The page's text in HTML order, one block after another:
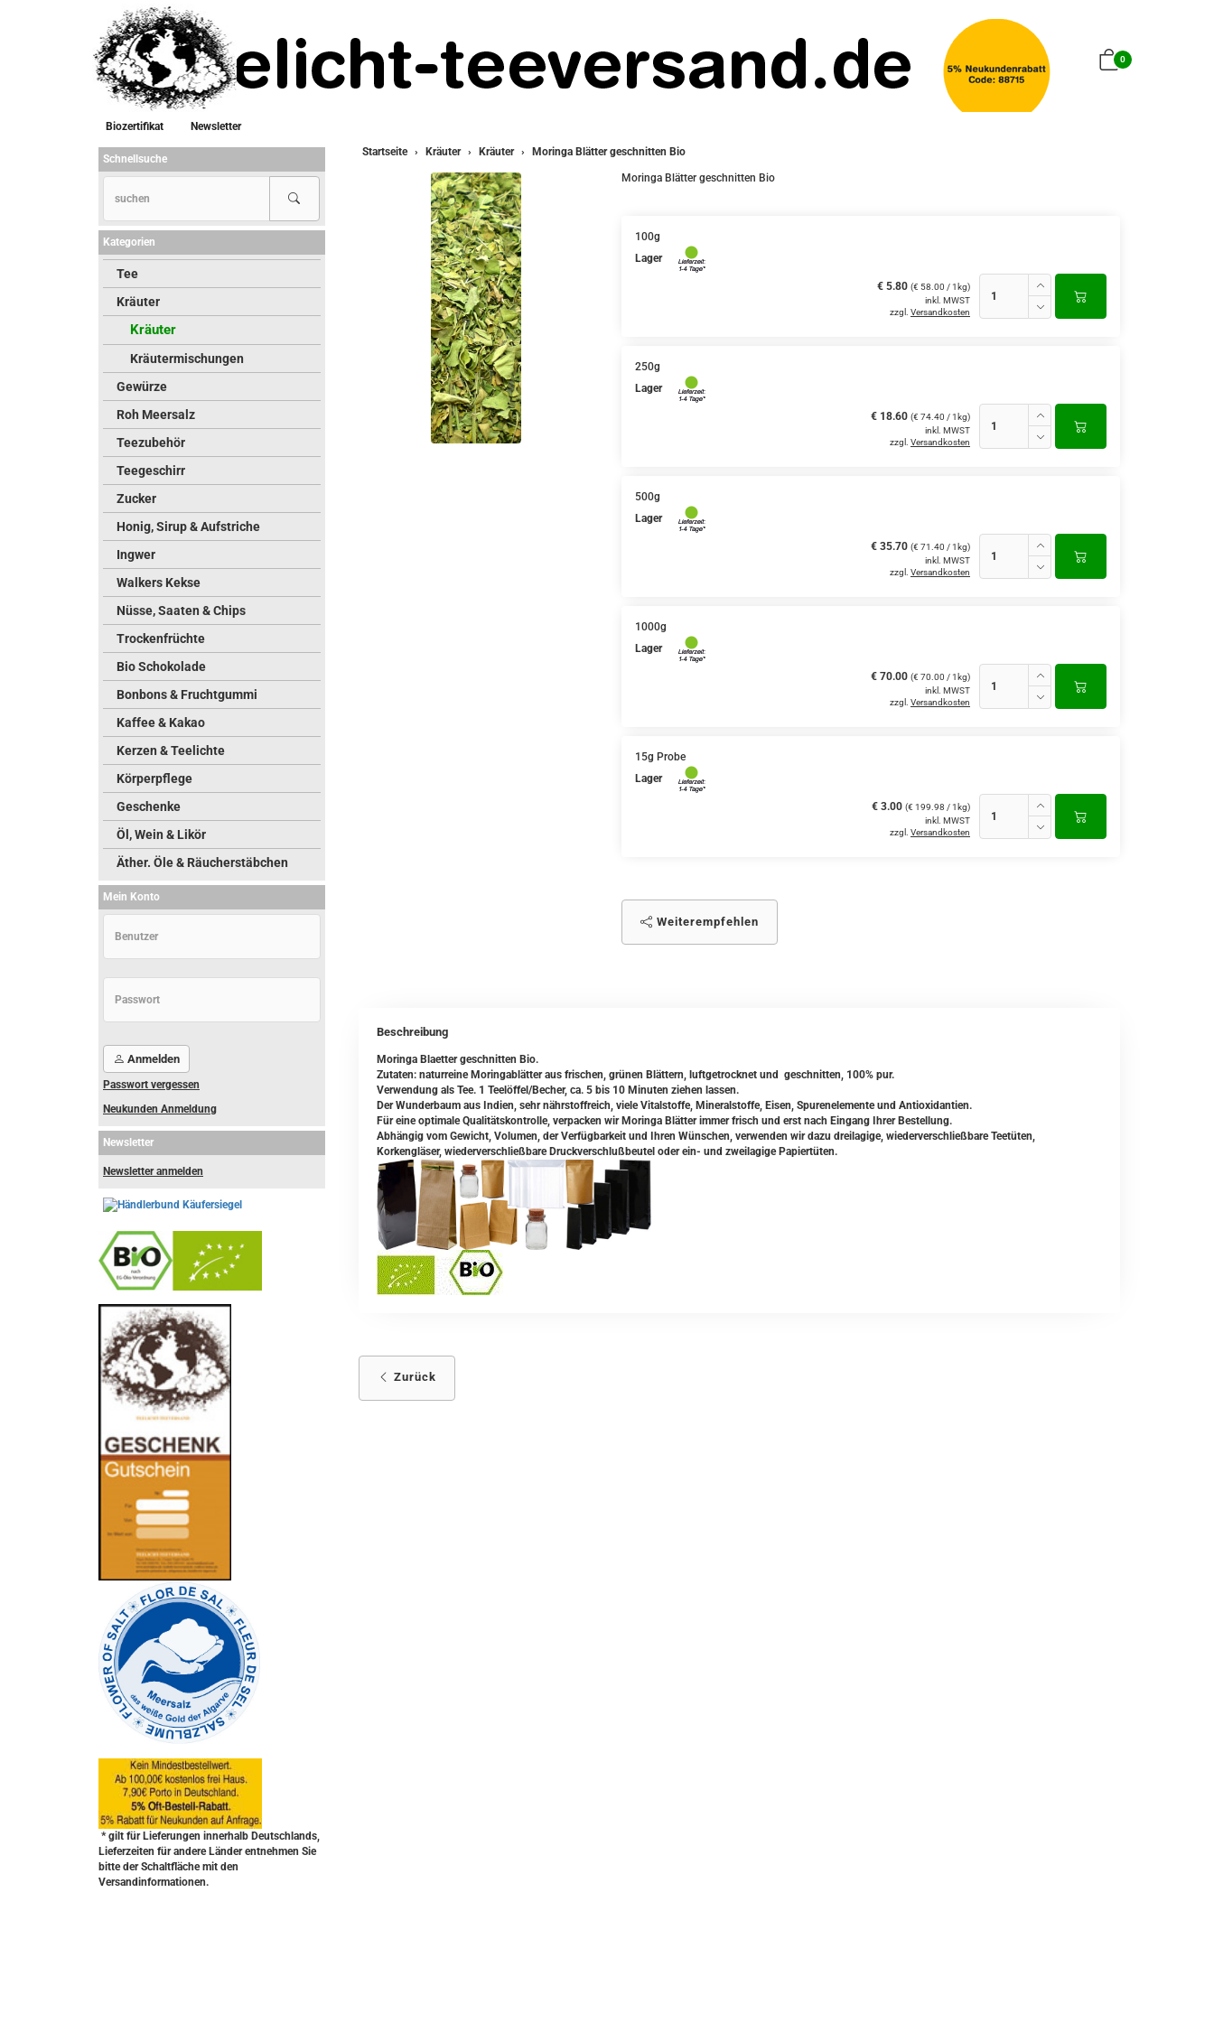
0
Biozertifikat
Newsletter
Startseite
Kräuter Kräuter Moringa Blätter geschnitten Bio
Moringa Blätter geschnitten Bio
100g
Lager
€ 5.80 (€ 58.00 / 1kg)
inkl. MWST
zzgl. Versandkosten
250g
Lager
€ 18.60 (€ 74.40 / 1kg)
inkl. MWST
zzgl. Versandkosten
500g
Lager
€ 35.70 (€ 71.40 / 1kg)
inkl. MWST
zzgl. Versandkosten
1000g
Lager
€ 70.00 (€ 70.00 / 1kg)
inkl. MWST
zzgl. Versandkosten
15g Probe
Lager
€ 3.00 (€ 199.98 / 1kg)
inkl. MWST
zzgl. Versandkosten
Weiterempfehlen
Beschreibung
Moringa Blaetter geschnitten Bio.
Zutaten: naturreine Moringablätter aus frischen, grünen Blättern, luftgetrocknet und geschnitten, 100% pur.
Verwendung als Tee. 1 Teelöffel/Becher, ca. 5 bis 10 Minuten ziehen lassen.
Der Wunderbaum aus Indien, sehr nährstoffreich, viele Vitalstoffe, Mineralstoffe, Eisen, Spurenelemente und Antioxidantien.
Für eine optimale Qualitätskontrolle, verpacken wir Moringa Blätter immer frisch und erst nach Eingang Ihrer Bestellung.
Abhängig vom Gewicht, Volumen, der Verfügbarkeit und Ihren Wünschen, verwenden wir dazu dreilagige, wiederverschließbare Teetüten,
Korkengläser, wiederverschließbare Druckverschlußbeutel oder ein- und zweilagige Papiertüten.
Zurück
Schnellsuche
Kategorien
Tee
Kräuter
Kräuter
Kräutermischungen
Gewürze
Roh Meersalz
Teezubehör
Teegeschirr
Zucker
Honig, Sirup & Aufstriche
Ingwer
Walkers Kekse
Nüsse, Saaten & Chips
Trockenfrüchte
Bio Schokolade
Bonbons & Fruchtgummi
Kaffee & Kakao
Kerzen & Teelichte
Körperpflege
Geschenke
Öl, Wein & Likör
Äther. Öle & Räucherstäbchen
Mein Konto
Anmelden
Passwort vergessen
Neukunden Anmeldung
Newsletter
Newsletter anmelden
* gilt für Lieferungen innerhalb Deutschlands,
Lieferzeiten für andere Länder entnehmen Sie
bitte der Schaltfläche mit den
Versandinformationen.